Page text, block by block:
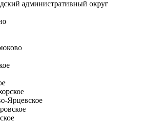
административный округ
Ярцевское